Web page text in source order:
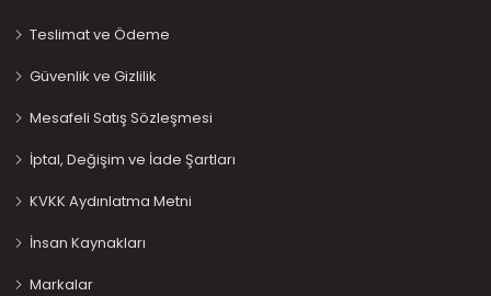
Teslimat ve Ödeme
Güvenlik ve Gizlilik
Mesafeli Satış Sözleşmesi
İptal, Değişim ve İade Şartları
KVKK Aydınlatma Metni
İnsan Kaynakları
Markalar